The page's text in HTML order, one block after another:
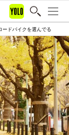
ドバイクを選んでる